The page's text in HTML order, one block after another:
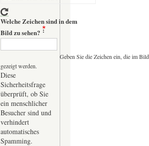
Welche Zeichen sind in dem
Bild zu sehen?
Geben Sie die Zeichen ein, die im Bild
gezeigt werden.
Diese
Sicherheitsfrage
überprüft, ob Sie
ein menschlicher
Besucher sind und
verhindert
automatisches
Spamming.